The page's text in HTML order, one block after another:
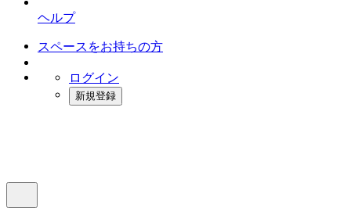
ヘルプ
スペースをお持ちの方
ログイン
新規登録